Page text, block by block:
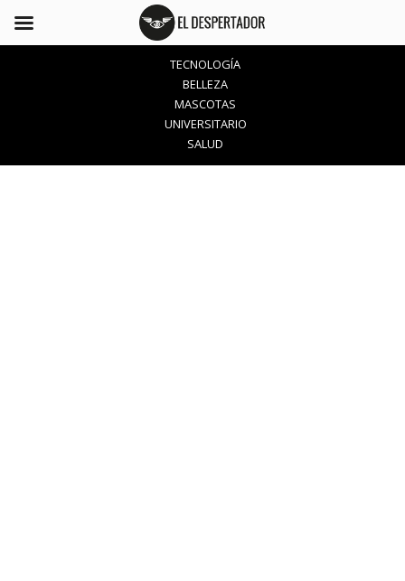
TECNOLOGÍA
BELLEZA
MASCOTAS
UNIVERSITARIO
SALUD